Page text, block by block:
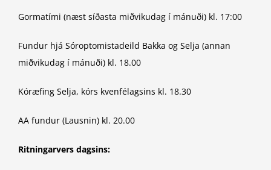
Gormatími (næst síðasta miðvikudag í mánuði) kl. 17:00
Fundur hjá Sóroptomistadeild Bakka og Selja (annan
miðvikudag í mánuði) kl. 18.00
Kóræfing Selja, kórs kvenfélagsins kl. 18.30
AA fundur (Lausnin) kl. 20.00
Ritningarvers dagsins: